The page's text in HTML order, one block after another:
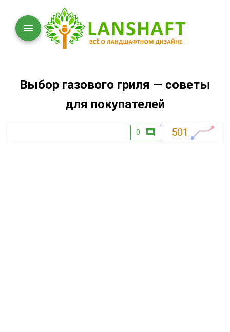
Выбор газового гриля — советы
для покупателей
0 501